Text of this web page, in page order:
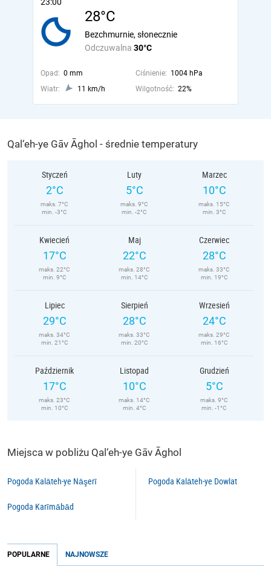
28°C
Odczuwalna 30°C
Bezchmurnie, słonecznie
Opad: 0 mm Ciśnienie: 1004 hPa
Wiatr:
11 km/h Wilgotność: 22%
Qal‘eh-ye Gāv Āghol - średnie temperatury
Styczeń
2°C
maks. 7°C
min. -3°C
Luty
5°C
maks. 9°C
min. -2°C
Marzec
10°C
maks. 15°C
min. 3°C
Kwiecień
17°C
maks. 22°C
min. 9°C
Maj
22°C
maks. 28°C
min. 14°C
Czerwiec
28°C
maks. 33°C
min. 19°C
Lipiec
29°C
maks. 34°C
min. 21°C
Sierpień
28°C
maks. 33°C
min. 20°C
Wrzesień
24°C
maks. 29°C
min. 16°C
Październik
17°C
maks. 23°C
min. 10°C
Listopad
10°C
maks. 14°C
min. 4°C
Grudzień
5°C
maks. 9°C
min. -1°C
Miejsca w pobliżu Qal‘eh-ye Gāv Āghol
Pogoda Kalāteh-ye Nāşerī
Pogoda Karīmābād
Pogoda Kalāteh-ye Dowlat
POPULARNE NAJNOWSZE